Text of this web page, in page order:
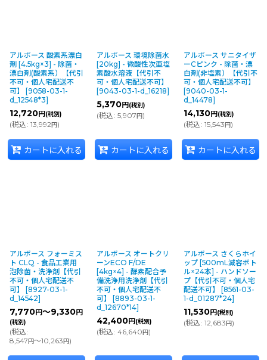
アルボース 酸素系漂白
剤 [4.5kg×3] - 除菌・
漂白剤(酸素系）【代引
不可・個人宅配送不
可】
[9058-03-1-
d_12548*3]
12,720円 (税別)
(税込: 13,992円)
カートに入れる
アルボース 環境除菌水
[20kg] - 微酸性次亜塩
素酸水溶液【代引不
可・個人宅配送不可】
[9043-03-1-d_16218]
5,370円 (税別)
(税込: 5,907 円)
カートに入れる
アルボース サニタイザ
ーCピンク - 除菌・漂
白剤(非塩素）【代引不
可・個人宅配送不可】
[9040-03-1-
d_14478]
14,130円 (税別)
(税込: 15,543 円)
カートに入れる
アルボース フォーミス
ト CLQ - 食品工業用
泡除菌・洗浄剤【代引
不可・個人宅配送不
可】
[8927-03-1-
d_14542]
7,770円～9,330円
(税別)
(税込:
8,547 円～10,263 円)
アルボース オートクリ
ーンECO F/DE
[4kg×4] - 酵素配合予
備洗浄用洗浄剤【代引
不可・個人宅配送不
可】
[8893-03-1-
d_12670*14]
42,400円 (税別)
(税込: 46,640 円)
アルボース さくらホイ
ップ [500mL減容ボト
ル×24本] - ハンドソー
プ【代引不可・個人宅
配送不可】
[8561-03-
1-d_01287*24]
11,530円 (税別)
(税込: 12,683 円)